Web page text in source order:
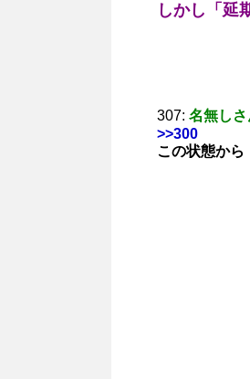
しかし「延
307: 名無しさ
>>300
この状態から